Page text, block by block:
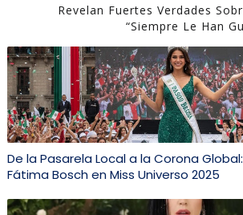
Revelan Fuertes Verdades
“Siempre Le Han
De la Pasarela Local a la Corona
Fátima Bosch en Miss Universo 2025